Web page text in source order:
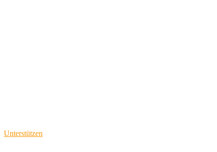
Unterstützen